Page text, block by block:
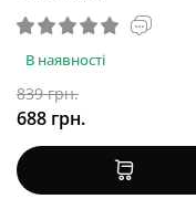
В наявності
839 грн.
688 грн.